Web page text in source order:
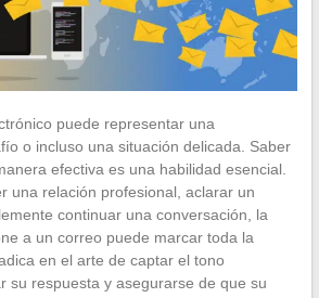
puede representar una
o incluso una situación delicada. Saber
efectiva es una habilidad esencial.
una relación profesional, aclarar un
continuar una conversación, la
a un correo puede marcar toda la
en el arte de captar el tono
su respuesta y asegurarse de que su